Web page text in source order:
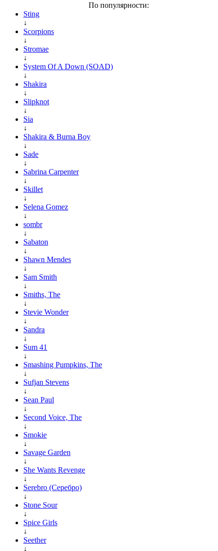
По популярности:
Sting
↓
Scorpions
↓
Stromae
↓
System Of A Down (SOAD)
↓
Shakira
↓
Slipknot
↓
Sia
↓
Shakira & Burna Boy
↓
Sade
↓
Sabrina Carpenter
↓
Skillet
↓
Selena Gomez
↓
sombr
↓
Sabaton
↓
Shawn Mendes
↓
Sam Smith
↓
Smiths, The
↓
Stevie Wonder
↓
Sandra
↓
Sum 41
↓
Smashing Pumpkins, The
↓
Sufjan Stevens
↓
Sean Paul
↓
Second Voice, The
↓
Smokie
↓
Savage Garden
↓
She Wants Revenge
↓
Serebro (Серебро)
↓
Stone Sour
↓
Spice Girls
↓
Seether
↓